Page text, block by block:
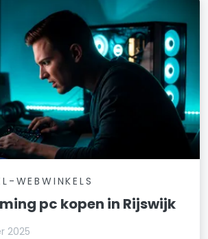
WEBWINKELS
pc kopen in Rijswijk
2025